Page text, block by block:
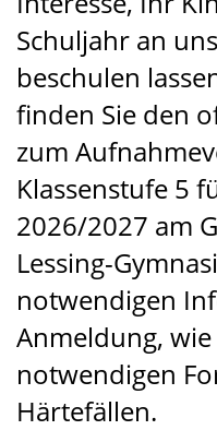
Schuljahr an
beschulen
finden Sie den
zum
Klassenstufe 5
2026/2027 am
Lessing-
notwendigen
Anmeldung,
notwendigen
Härtefällen.